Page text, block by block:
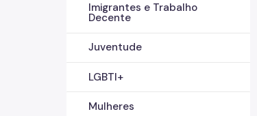
Imigrantes e Trabalho
Decente
Juventude
LGBTI+
Mulheres